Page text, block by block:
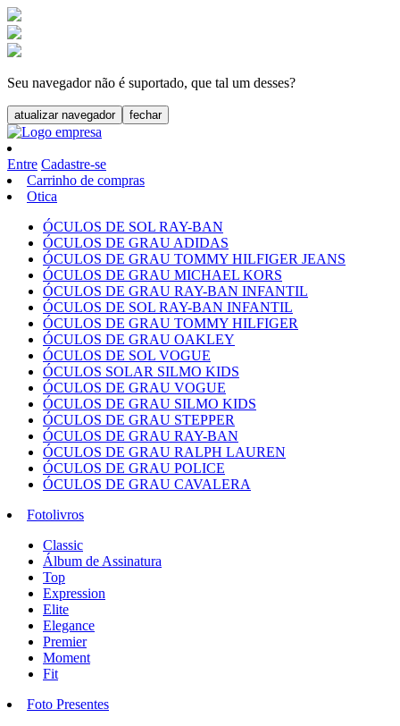
Seu navegador não é suportado, que tal um desses?
atualizar navegador fechar
Entre Cadastre-se
Carrinho de compras
Otica
ÓCULOS DE SOL RAY-BAN
ÓCULOS DE GRAU ADIDAS
ÓCULOS DE GRAU TOMMY HILFIGER JEANS
ÓCULOS DE GRAU MICHAEL KORS
ÓCULOS DE GRAU RAY-BAN INFANTIL
ÓCULOS DE SOL RAY-BAN INFANTIL
ÓCULOS DE GRAU TOMMY HILFIGER
ÓCULOS DE GRAU OAKLEY
ÓCULOS DE SOL VOGUE
ÓCULOS SOLAR SILMO KIDS
ÓCULOS DE GRAU VOGUE
ÓCULOS DE GRAU SILMO KIDS
ÓCULOS DE GRAU STEPPER
ÓCULOS DE GRAU RAY-BAN
ÓCULOS DE GRAU RALPH LAUREN
ÓCULOS DE GRAU POLICE
ÓCULOS DE GRAU CAVALERA
Fotolivros
Classic
Álbum de Assinatura
Top
Expression
Elite
Elegance
Premier
Moment
Fit
Foto Presentes